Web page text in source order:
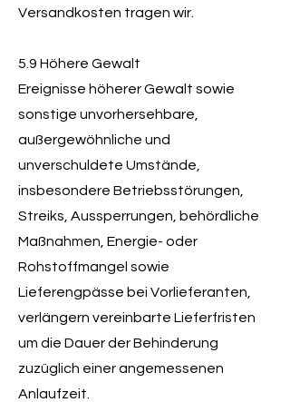
Versandkosten tragen wir.
5.9 Höhere Gewalt
Ereignisse höherer Gewalt sowie
sonstige unvorhersehbare,
außergewöhnliche und
unverschuldete Umstände,
insbesondere Betriebsstörungen,
Streiks, Aussperrungen, behördliche
Maßnahmen, Energie- oder
Rohstoffmangel sowie
Lieferengpässe bei Vorlieferanten,
verlängern vereinbarte Lieferfristen
um die Dauer der Behinderung
zuzüglich einer angemessenen
Anlaufzeit.